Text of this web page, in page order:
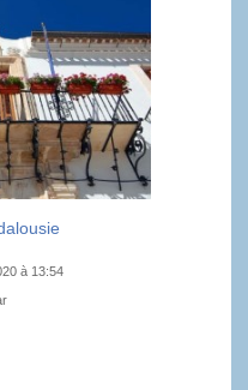
à 13:54